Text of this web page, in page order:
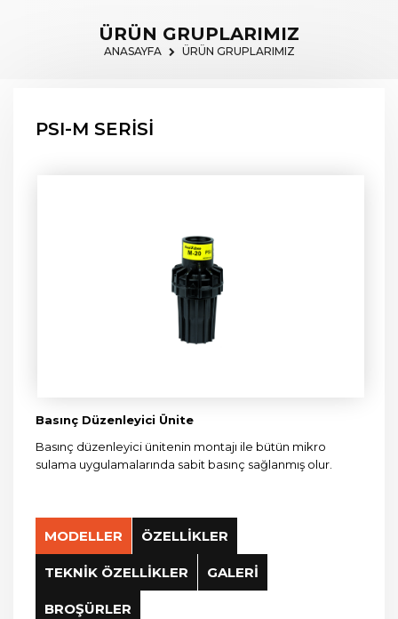
ÜRÜN GRUPLARIMIZ
ANASAYFA ÜRÜN GRUPLARIMIZ
PSI-M SERİSİ
Basınç Düzenleyici Ünite
Basınç düzenleyici ünitenin montajı ile bütün mikro
sulama uygulamalarında sabit basınç sağlanmış olur.
MODELLER ÖZELLİKLER
TEKNİK ÖZELLİKLER GALERİ
BROŞÜRLER